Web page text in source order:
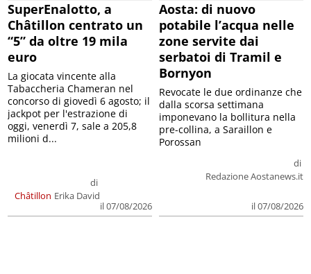
SuperEnalotto, a
Châtillon centrato un
“5” da oltre 19 mila
euro
Châtillon
di
Erika David
il 07/08/2026
La giocata vincente alla
Tabaccheria Chameran nel
concorso di giovedì 6 agosto; il
jackpot per l'estrazione di
oggi, venerdì 7, sale a 205,8
milioni d...
Aosta: di nuovo
potabile l’acqua nelle
zone servite dai
serbatoi di Tramil e
Bornyon
di
Redazione Aostanews.it
il 07/08/2026
Revocate le due ordinanze che
dalla scorsa settimana
imponevano la bollitura nella
pre-collina, a Saraillon e
Porossan